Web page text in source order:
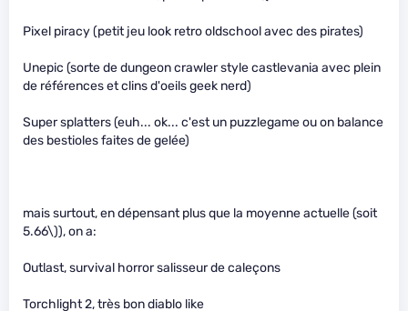
Pixel piracy (petit jeu look retro oldschool avec des pirates)
Unepic (sorte de dungeon crawler style castlevania avec plein
de références et clins d'oeils geek nerd)
Super splatters (euh... ok... c'est un puzzlegame ou on balance
des bestioles faites de gelée)
mais surtout, en dépensant plus que la moyenne actuelle (soit
5.66\)), on a:
Outlast, survival horror salisseur de caleçons
Torchlight 2, très bon diablo like